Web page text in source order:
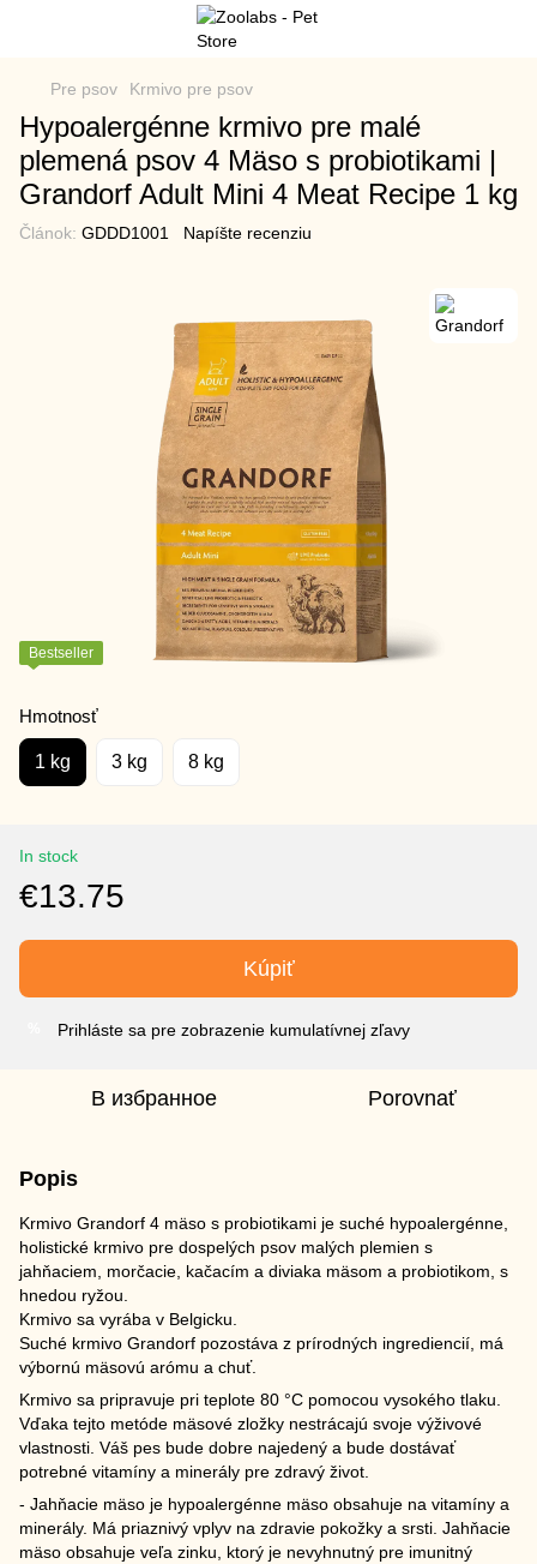
Pre psov Krmivo pre psov
Hypoalergénne krmivo pre malé
plemená psov 4 Mäso s probiotikami |
Grandorf Adult Mini 4 Meat Recipe 1 kg
Článok: GDDD1001 Napíšte recenziu
Bestseller
Hmotnosť
1 kg 3 kg 8 kg
In stock
€13.75
Kúpiť
Prihláste sa pre zobrazenie kumulatívnej zľavy
В избранное Porovnať
Popis
Krmivo Grandorf 4 mäso s probiotikami je suché hypoalergénne,
holistické krmivo pre dospelých psov malých plemien s
jahňaciem, morčacie, kačacím a diviaka mäsom a probiotikom, s
hnedou ryžou.
Krmivo sa vyrába v Belgicku.
Suché krmivo Grandorf pozostáva z prírodných ingrediencií, má
výbornú mäsovú arómu a chuť.
Krmivo sa pripravuje pri teplote 80 °C pomocou vysokého tlaku.
Vďaka tejto metóde mäsové zložky nestrácajú svoje výživové
vlastnosti. Váš pes bude dobre najedený a bude dostávať
potrebné vitamíny a minerály pre zdravý život.
- Jahňacie mäso je hypoalergénne mäso obsahuje na vitamíny a
minerály. Má priaznivý vplyv na zdravie pokožky a srsti. Jahňacie
mäso obsahuje veľa zinku, ktorý je nevyhnutný pre imunitný